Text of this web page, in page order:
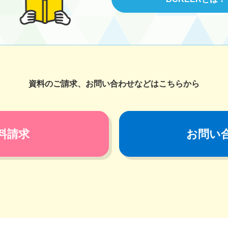
資料のご請求、お問い合わせなどはこちらから
請求 お問い